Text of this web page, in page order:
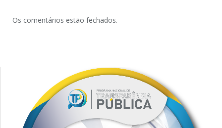
Os comentários estão fechados.